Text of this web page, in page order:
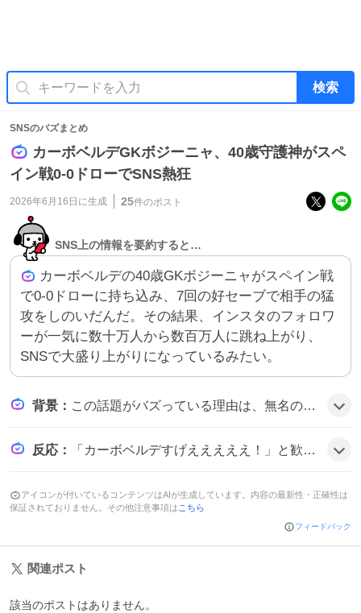
検索
SNSのバズまとめ
カーボベルデGKボジーニャ、40歳守護神がスペ
イン戦0-0ドローでSNS熱狂
2026年6月16日 に生成 25件のポスト
SNS上の情報を要約すると…
カーボベルデの40歳GKボジーニャがスペイン戦
で0-0ドローに持ち込み、7回の好セーブで相手の猛
攻をしのいだんだ。その結果、インスタのフォロワ
ーが一気に数十万人から数百万人に跳ね上がり、
SNSで大盛り上がりになっているみたい。
背景 ： この話題がバズっている理由は、無名の小国カーボベルデが初出場で優勝候補スペインと引き分け、しかも40歳のベテランGKが驚異的なセーブで勝負を決めたことと、フォロワー数が爆発的に増えたことが相まって、サプライズ感と感動が広がった可能性がある。
反応 ： 「カーボベルデすげえええええ！」と歓声が上がり、「カーボベルデやば。 まさかのスペインとドロー」と驚きの声が多数。「カーボベルデ来たーーーー！！！！！！」と喜びのコメントが散見され、全体的にテンションが上がっている雰囲気だ。
アイコンが付いているコンテンツはAIが生成しています。内容の最新性・正確性は
保証されておりません。その他注意事項は こちら
フィードバック
関連ポスト
該当のポストはありません。